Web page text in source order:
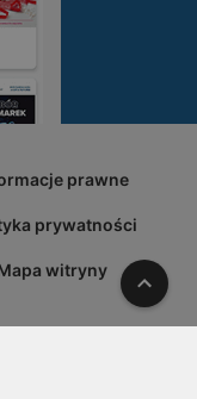
prawne
prywatności
witryny W